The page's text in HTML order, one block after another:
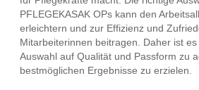
PFLEGEKASAK OPs kann den
erleichtern und zur Effizienz und
Mitarbeiterinnen beitragen. Daher ist
Auswahl auf Qualität und Passform zu
bestmöglichen Ergebnisse zu erzielen.